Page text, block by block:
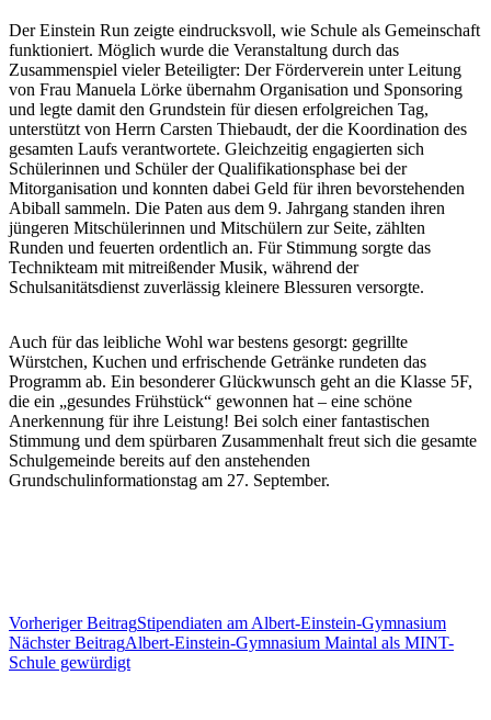
Der Einstein Run zeigte eindrucksvoll, wie Schule als Gemeinschaft
funktioniert. Möglich wurde die Veranstaltung durch das
Zusammenspiel vieler Beteiligter: Der Förderverein unter Leitung
von Frau Manuela Lörke übernahm Organisation und Sponsoring
und legte damit den Grundstein für diesen erfolgreichen Tag,
unterstützt von Herrn Carsten Thiebaudt, der die Koordination des
gesamten Laufs verantwortete. Gleichzeitig engagierten sich
Schülerinnen und Schüler der Qualifikationsphase bei der
Mitorganisation und konnten dabei Geld für ihren bevorstehenden
Abiball sammeln. Die Paten aus dem 9. Jahrgang standen ihren
jüngeren Mitschülerinnen und Mitschülern zur Seite, zählten
Runden und feuerten ordentlich an. Für Stimmung sorgte das
Technikteam mit mitreißender Musik, während der
Schulsanitätsdienst zuverlässig kleinere Blessuren versorgte.
Auch für das leibliche Wohl war bestens gesorgt: gegrillte
Würstchen, Kuchen und erfrischende Getränke rundeten das
Programm ab. Ein besonderer Glückwunsch geht an die Klasse 5F,
die ein „gesundes Frühstück“ gewonnen hat – eine schöne
Anerkennung für ihre Leistung! Bei solch einer fantastischen
Stimmung und dem spürbaren Zusammenhalt freut sich die gesamte
Schulgemeinde bereits auf den anstehenden
Grundschulinformationstag am 27. September.
Vorheriger BeitragStipendiaten am Albert-Einstein-Gymnasium
Nächster BeitragAlbert-Einstein-Gymnasium Maintal als MINT-
Schule gewürdigt